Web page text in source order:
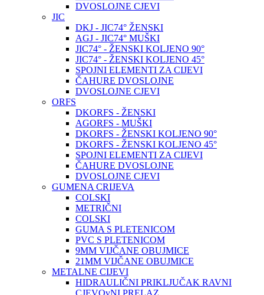
DVOSLOJNE CJEVI
JIC
DKJ - JIC74° ŽENSKI
AGJ - JIC74° MUŠKI
JIC74° - ŽENSKI KOLJENO 90°
JIC74° - ŽENSKI KOLJENO 45°
SPOJNI ELEMENTI ZA CIJEVI
ČAHURE DVOSLOJNE
DVOSLOJNE CJEVI
ORFS
DKORFS - ŽENSKI
AGORFS - MUŠKI
DKORFS - ŽENSKI KOLJENO 90°
DKORFS - ŽENSKI KOLJENO 45°
SPOJNI ELEMENTI ZA CIJEVI
ČAHURE DVOSLOJNE
DVOSLOJNE CJEVI
GUMENA CRIJEVA
COLSKI
METRIČNI
COLSKI
GUMA S PLETENICOM
PVC S PLETENICOM
9MM VIJČANE OBUJMICE
21MM VIJČANE OBUJMICE
METALNE CIJEVI
HIDRAULIČNI PRIKLJUČAK RAVNI
CJEVOvNI PRELAZ